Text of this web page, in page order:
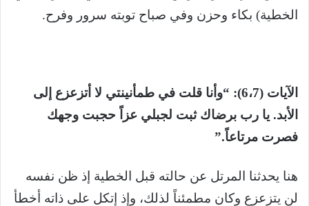
الخطية) بكاء وحزن وفي صباح توبته سرور وفرح.
الآيات (6،7): “وأنا قلت في طمأنينتي لا أتزعزع إلى
الأبد. يا رب برضاك ثبت لجبلي عزاً حجبت وجهك
فصرت مرتاعاً.”
هنا يحدثنا المرتل عن حالته قبل الخطية إذ ظن نفسه
لن يتزعزع وكان مطمئناً لذلك، وإذ إتكل على ذاته أخطأ